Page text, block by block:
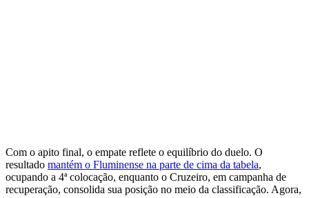
Com o apito final, o empate reflete o equilíbrio do duelo. O
resultado mantém o Fluminense na parte de cima da tabela,
ocupando a 4ª colocação, enquanto o Cruzeiro, em campanha de
recuperação, consolida sua posição no meio da classificação. Agora,